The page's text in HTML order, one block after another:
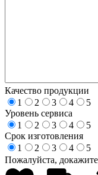
Качество продукции
1
2 3 4
5
Уровень сервиса
1
2 3 4
5
Срок изготовления
1
2 3 4
5
Пожалуйста,